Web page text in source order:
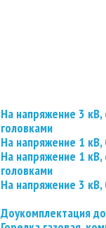
На напряжение 3
головками
На напряжение 1 кВ,
На напряжение 1
головками
На напряжение 3 кВ,
Доукомплектация